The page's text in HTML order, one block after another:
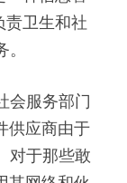
卫生和社
会服务部门
供应商由于
对于那些敢